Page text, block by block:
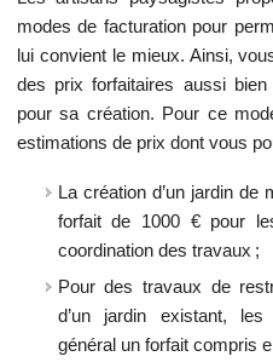
modes de facturation pour
lui convient le mieux. Ainsi,
des prix forfaitaires aussi bien
pour sa création. Pour ce
estimations de prix dont vous
La création d’un jardin de
forfait de 1000 € pour
coordination des travaux ;
Pour des travaux de
d’un jardin existant, les
général un forfait compris